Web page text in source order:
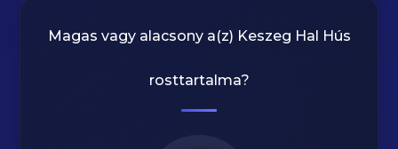
Magas vagy alacsony a(z) Keszeg Hal Hús
rosttartalma?